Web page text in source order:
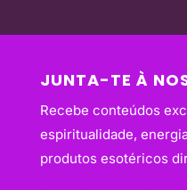
JUNTA-TE À
Recebe conteúdos
espiritualidade,
produtos esotéricos